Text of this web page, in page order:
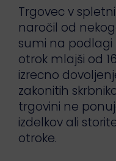
Trgovec v
naročil od
sumi na podlagi
otrok mlajši od
izrecno
zakonitih
trgovini ne
izdelkov ali
otroke.